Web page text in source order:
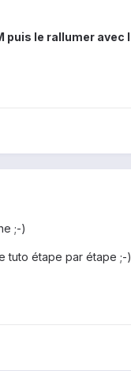
puis le rallumer
;-)
tuto étape par étape ;-)